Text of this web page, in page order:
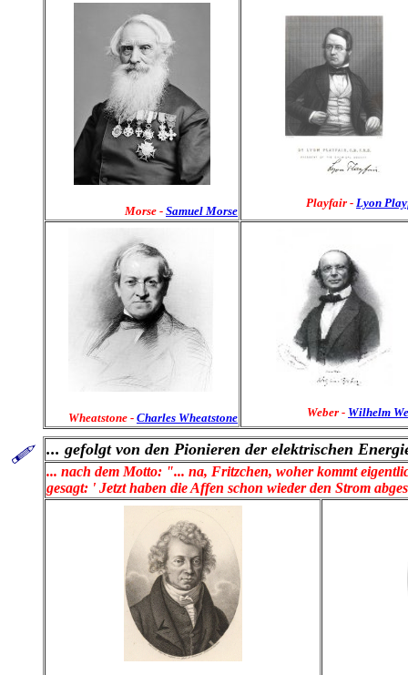
Morse - Samuel Morse
Playfair - Lyon
Wheatstone - Charles Wheatstone Weber - Wilhelm
... gefolgt von den Pionieren der elektrischen
... nach dem Motto: "... na, Fritzchen, woher kommt
gesagt: ' Jetzt haben die Affen schon wieder den Strom